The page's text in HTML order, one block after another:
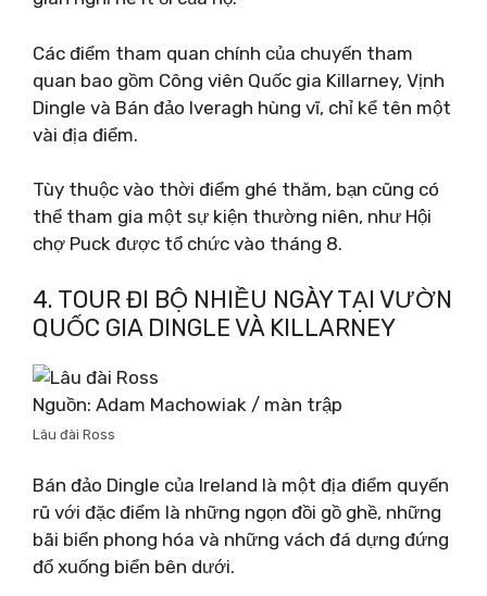
Các điểm tham quan chính của chuyến tham
quan bao gồm Công viên Quốc gia Killarney, Vịnh
Dingle và Bán đảo Iveragh hùng vĩ, chỉ kể tên một
vài địa điểm.
Tùy thuộc vào thời điểm ghé thăm, bạn cũng có
thể tham gia một sự kiện thường niên, như Hội
chợ Puck được tổ chức vào tháng 8.
4. TOUR ĐI BỘ NHIỀU NGÀY TẠI VƯỜN
QUỐC GIA DINGLE VÀ KILLARNEY
Nguồn: Adam Machowiak / màn trập
Lâu đài Ross
Bán đảo Dingle của Ireland là một địa điểm quyến
rũ với đặc điểm là những ngọn đồi gồ ghề, những
bãi biển phong hóa và những vách đá dựng đứng
đổ xuống biển bên dưới.